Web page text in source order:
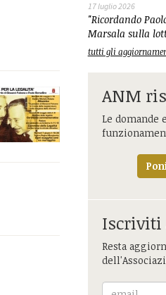
17 luglio 2026
"Ricordando
Marsala sulla
tutti gli
ANM
Le domande
Iscriviti
Resta